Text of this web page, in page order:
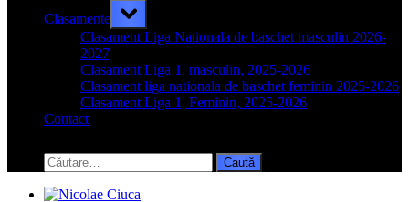
Clasamente
Toggle
sub-
menu
Clasament Liga Nationala de baschet masculin 2026-
2027
Clasament Liga 1, masculin, 2025-2026
Clasament liga nationala de baschet feminin 2025-2026
Clasament Liga 1, Feminin, 2025-2026
Contact
search
form
Caută
după: